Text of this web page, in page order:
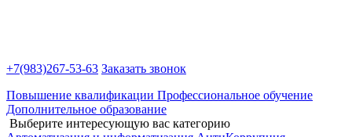
+7(983)267-53-63 Заказать звонок
Повышение квалификации Профессиональное обучение
Дополнительное образование
Выберите интересующую вас категорию